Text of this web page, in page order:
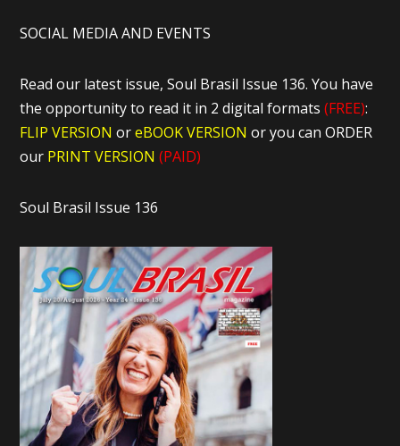
SOCIAL MEDIA AND EVENTS
Read our latest issue, Soul Brasil Issue 136. You have
the opportunity to read it in 2 digital formats(FREE):
FLIP VERSION oreBOOK VERSIONor you can ORDER
our PRINT VERSION (PAID)
Soul Brasil Issue 136